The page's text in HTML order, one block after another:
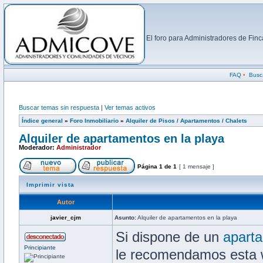
El foro para Administradores de
FAQ•
Buscar temas sin respuesta | Ver temas activos
Índice general » Foro Inmobiliario » Alquiler de Pisos / Apartamentos / Chalets
Alquiler de apartamentos en la playa
Moderador: Administrador
Página 1 de 1 [ 1 mensaje ]
Imprimir vista
Autor
javier_cjm Asunto:Alquiler de apartamentos en la playa
Principiante
Si dispone de un
le recomendamos